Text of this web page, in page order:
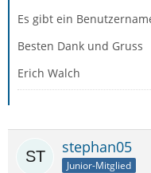
Es gibt ein
Besten Dank und Gruss
Erich Walch
stephan05
Junior-Mitglied